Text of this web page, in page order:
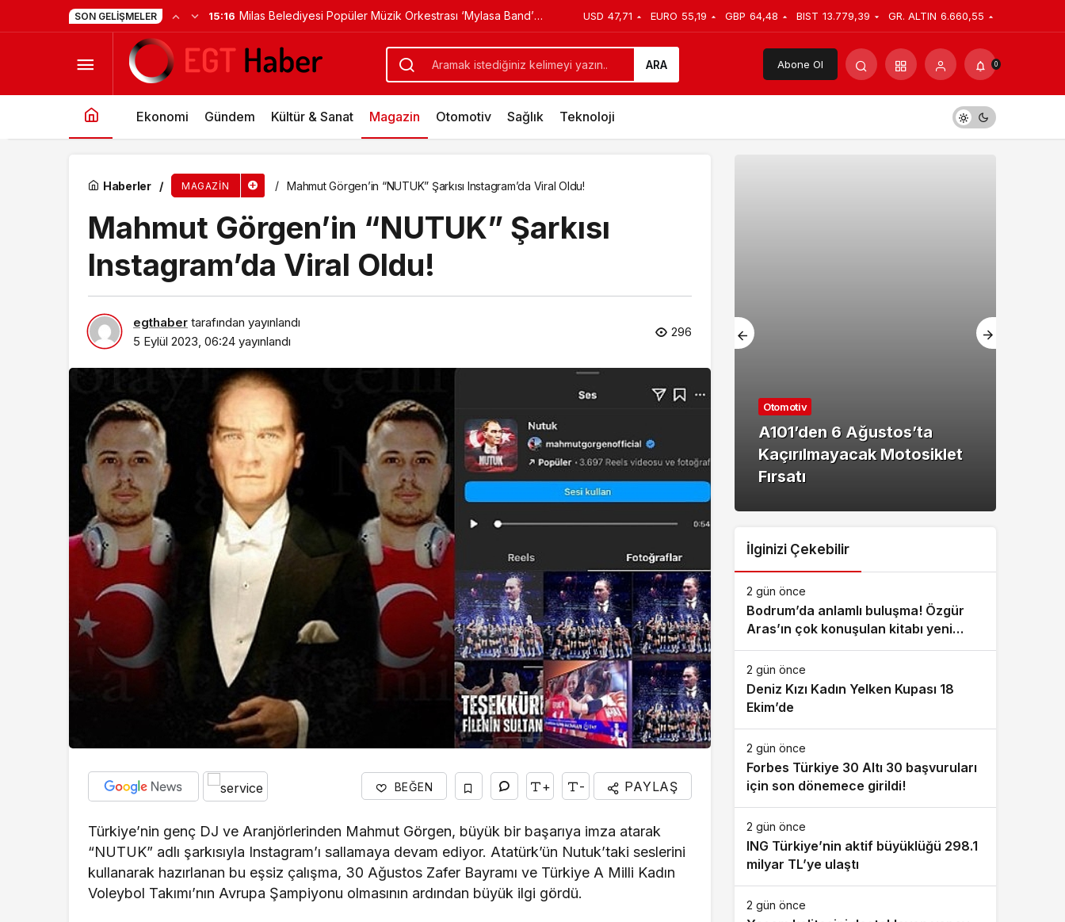
SON GELIŞMELER 15:06 Şenliğin En Güzeli Osmangazi’nin Mahallelerinde
Yaşanıyor
USD 47,71 EURO 55,19 GBP 64,48 BIST 13.779,39 GR. ALTIN 6.660,55
ARA Abone Ol 0
Ekonomi Gündem Kültür & Sanat Magazin Otomotiv Sağlık Teknoloji
Haberler MAGAZIN Mahmut Görgen’in “NUTUK” Şarkısı Instagram’da Viral Oldu!
Mahmut Görgen’in “NUTUK” Şarkısı
Instagram’da Viral Oldu!
egthaber tarafından yayınlandı
5 Eylül 2023, 06:24 yayınlandı
296
BEĞEN + - PAYLAŞ
Türkiye’nin genç DJ ve Aranjörlerinden Mahmut Görgen, büyük bir başarıya imza atarak
“NUTUK” adlı şarkısıyla Instagram’ı sallamaya devam ediyor. Atatürk’ün Nutuk’taki seslerini
kullanarak hazırlanan bu eşsiz çalışma, 30 Ağustos Zafer Bayramı ve Türkiye A Milli Kadın
Voleybol Takımı’nın Avrupa Şampiyonu olmasının ardından büyük ilgi gördü.
Ekonomi
Haymana’nın Geleceği ve
Yatırım Potansiyeli Masaya
Yatırıldı
milyar dolar ihracat hedefi
için Ankara’dan destek
istedi
Otomotiv
A101’den 6 Ağustos’ta
Kaçırılmayacak Motosiklet
Fırsatı
İlginizi Çekebilir
2 gün önce
Bodrum’da anlamlı buluşma! Özgür
Aras’ın çok konuşulan kitabı yeni
baskısını Titanic Luxury Collection
Bodrum’da kutladı
2 gün önce
Deniz Kızı Kadın Yelken Kupası 18
Ekim’de
2 gün önce
Forbes Türkiye 30 Altı 30 başvuruları
için son dönemece girildi!
2 gün önce
ING Türkiye’nin aktif büyüklüğü 298.1
milyar TL’ye ulaştı
2 gün önce
Rapçi SEFO, TFF Ödül Töreninin Ardından Genç Sporculara Moral Verdi